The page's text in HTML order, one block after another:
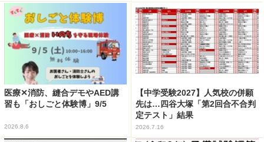
医療✕消防、縫合デモやAED講
習も「おしごと体験博」9/5
2026.8.6
【中学受験2027】人気校の併願
先は…四谷大塚「第2回合不合判
定テスト」結果
2026.7.16